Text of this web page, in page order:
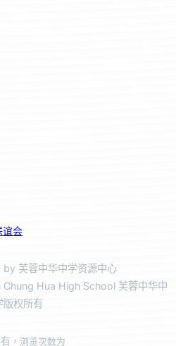
谊会
芙蓉中华中学资源中心
Hua High School 芙蓉中华中
版权所有
，浏览次数为